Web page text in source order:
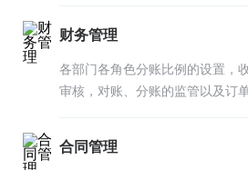
财务管理
各部门各角色分账比例的设置，
审核，对账、分账的监管以及订
合同管理